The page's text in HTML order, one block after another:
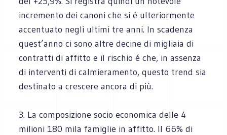
incremento dei canoni che si é ulteriormente
accentuato negli ultimi tre anni. In scadenza
quest’anno ci sono altre decine di migliaia di
contratti di affitto e il rischio é che, in assenza
di interventi di calmieramento, questo trend sia
destinato a crescere ancora di più.
3. La composizione socio economica delle 4
milioni 180 mila famiglie in affitto. Il 66% di